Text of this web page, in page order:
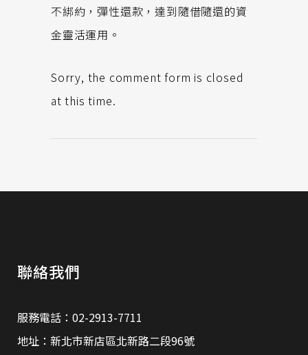
不綁約，彈性還款，達到隨借隨還的資
金靈活運用。
Sorry, the comment form is closed
at this time.
聯絡我們
服務電話：02-2913-7711
地址：新北市新店區北新路二段96號